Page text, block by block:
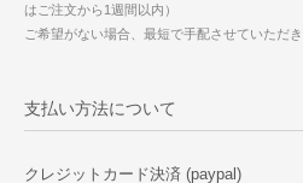
はご注文から1週間以内）
ご希望がない場合、最短で手配させていただき
支払い方法について
クレジットカード決済 (paypal)